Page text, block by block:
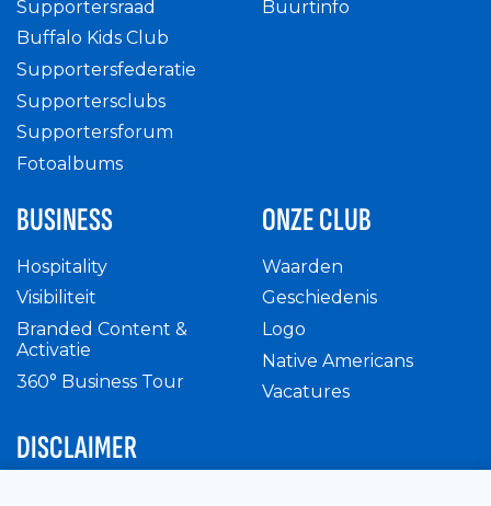
Supportersraad
Buffalo Kids Club
Supportersfederatie
Supportersclubs
Supportersforum
Fotoalbums
Buurtinfo
BUSINESS
Hospitality
Visibiliteit
Branded Content &
Activatie
360° Business Tour
ONZE CLUB
Waarden
Geschiedenis
Logo
Native Americans
Vacatures
DISCLAIMER